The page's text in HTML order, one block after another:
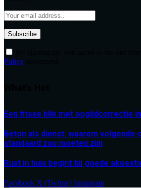
Policy
Een frisse blik met ooglidcorrectie
Beton als dienst: waarom volgende-
standaard zou moeten zijn
Rust in huis begint bij goede
Facebook X (Twitter) Instagram